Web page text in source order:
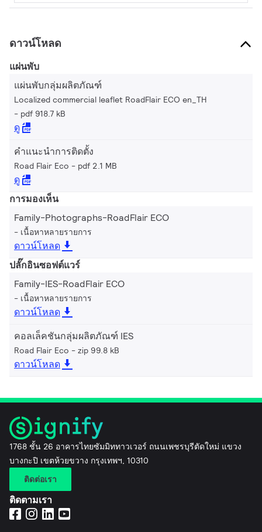
ดาวน์โหลด
แผ่นพับ
แผ่นพับกลุ่มผลิตภัณฑ์
Localized commercial leaflet RoadFlair ECO en_TH
pdf 918.7 kB
ดู
คำแนะนำการติดตั้ง
Road Flair Eco pdf 2.1 MB
ดู
การมองเห็น
Family-Photographs-RoadFlair ECO
เนื้อหาหลายรายการ
ดาวน์โหลด
ปลั๊กอินซอฟต์แวร์
Family-IES-RoadFlair ECO
เนื้อหาหลายรายการ
ดาวน์โหลด
คอลเล็คชันกลุ่มผลิตภัณฑ์ IES
Road Flair Eco zip 99.8 kB
ดาวน์โหลด
1768 ชั้น 26 อาคารไทยซัมมิททาวเวอร์ ถนนเพชรบุรีตัดใหม่ แขวง
บางกะปิ เขตห้วยขวาง กรุงเทพฯ, 10310
ติดต่อเรา
ติดตามเรา